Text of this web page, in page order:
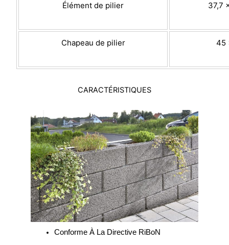
Élément de pilier 37,7
Chapeau de pilier 45
CARACTÉRISTIQUES
Conforme À La Directive RiBoN